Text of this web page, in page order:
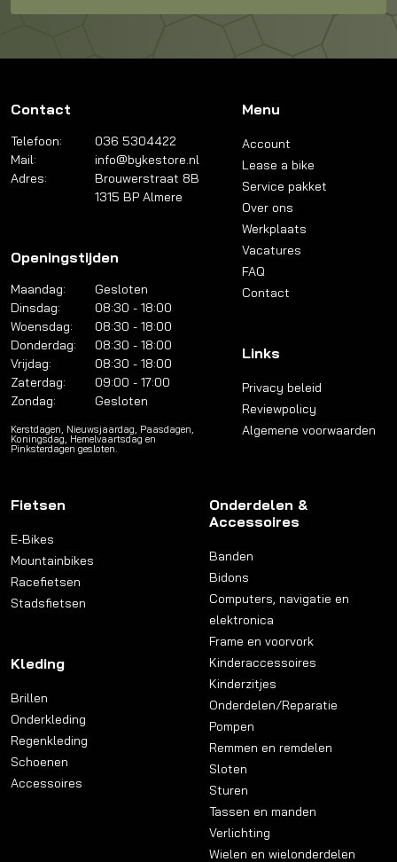
Contact
Telefoon:
036 5304422
Mail:
info@bykestore.nl
Adres:
Brouwerstraat 8B
1315 BP Almere
Openingstijden
Maandag:
Gesloten
Dinsdag:
08:30 - 18:00
Woensdag:
08:30 - 18:00
Donderdag:
08:30 - 18:00
Vrijdag:
08:30 - 18:00
Zaterdag:
09:00 - 17:00
Zondag:
Gesloten
Kerstdagen, Nieuwsjaardag, Paasdagen,
Koningsdag, Hemelvaartsdag en
Pinksterdagen gesloten.
Menu
Account
Lease a bike
Service pakket
Over ons
Werkplaats
Vacatures
FAQ
Contact
Links
Privacy beleid
Reviewpolicy
Algemene voorwaarden
Fietsen
E-Bikes
Mountainbikes
Racefietsen
Stadsfietsen
Kleding
Brillen
Onderkleding
Regenkleding
Schoenen
Accessoires
Onderdelen &
Accessoires
Banden
Bidons
Computers, navigatie en
elektronica
Frame en voorvork
Kinderaccessoires
Kinderzitjes
Onderdelen/Reparatie
Pompen
Remmen en remdelen
Sloten
Sturen
Tassen en manden
Verlichting
Wielen en wielonderdelen